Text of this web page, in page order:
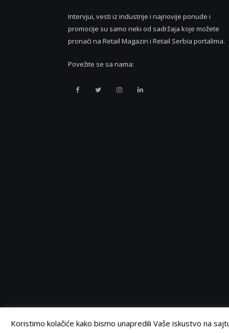
Intervjui, vesti iz industrije i najnovije ponude i
promocije su samo neki od sadržaja koje možete
pronaći na Retail Magazin i Retail Serbia portalima.
Povežite se sa nama:
Retail Retail Retail Retail
Koristimo kolačiće kako bismo unapredili Vaše iskustvo na